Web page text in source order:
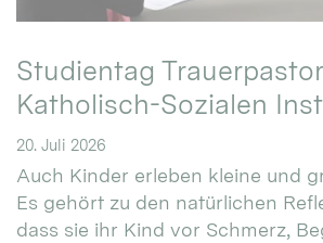
Studientag
Katholisch-Sozialen
20. Juli 2026
Auch Kinder erleben kleine und
Es gehört zu den natürlichen
dass sie ihr Kind vor Schmerz,